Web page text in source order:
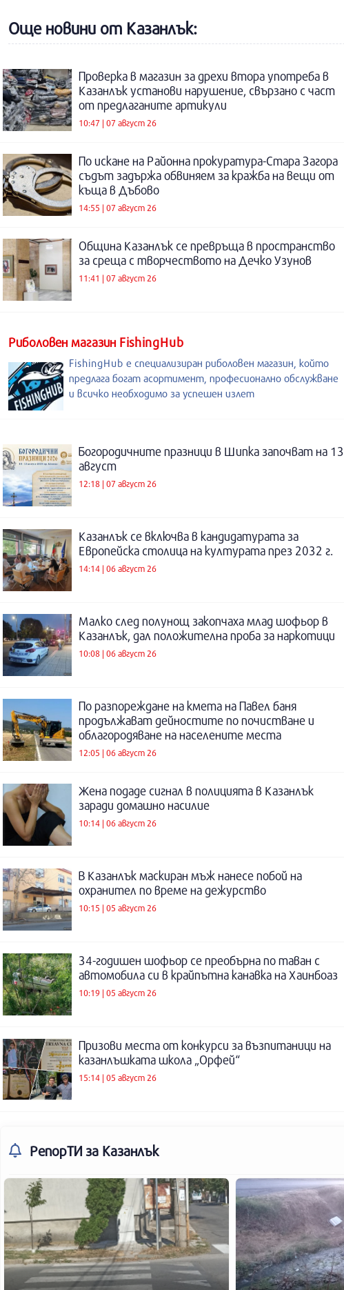
Още новини от Казанлък:
Проверка в магазин за дрехи втора употреба в
Казанлък установи нарушение, свързано с част
от предлаганите артикули
10:47 | 07 август 26
По искане на Районна прокуратура-Стара Загора
съдът задържа обвиняем за кражба на вещи от
къща в Дъбово
14:55 | 07 август 26
Община Казанлък се превръща в пространство
за среща с творчеството на Дечко Узунов
11:41 | 07 август 26
Риболовен магазин FishingHub
FishingHub е специализиран риболовен магазин, който
предлага богат асортимент, професионално обслужване
и всичко необходимо за успешен излет
Богородичните празници в Шипка започват на 13
август
12:18 | 07 август 26
Казанлък се включва в кандидатурата за
Европейска столица на културата през 2032 г.
14:14 | 06 август 26
Малко след полунощ закопчаха млад шофьор в
Казанлък, дал положителна проба за наркотици
10:08 | 06 август 26
По разпореждане на кмета на Павел баня
продължават дейностите по почистване и
облагородяване на населените места
12:05 | 06 август 26
Жена подаде сигнал в полицията в Казанлък
заради домашно насилие
10:14 | 06 август 26
В Казанлък маскиран мъж нанесе побой на
охранител по време на дежурство
10:15 | 05 август 26
34-годишен шофьор се преобърна по таван с
автомобила си в крайпътна канавка на Хаинбоаз
10:19 | 05 август 26
Призови места от конкурси за възпитаници на
казанлъшката школа „Орфей“
15:14 | 05 август 26
РепорТИ за Казанлък